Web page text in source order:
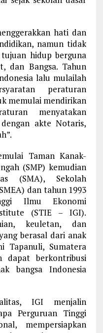
hati dan
namun tidak
hidup berguna
dan Bangsa. Tahun
lalu mulailah
peraturan
memulai mendirikan
menyatakan
akte Notaris,
Taman Kanak-
(SMP) kemudian
(SMA), Sekolah
dan tahun 1993
Ilmu Ekonomi
(STIE – IGI).
keuletan, dan
berasal dari anak
Tapanuli, Sumatera
dapat berkontribusi
bangsa Indonesia
IGI menjalin
Perguruan Tinggi
mempersiapkan